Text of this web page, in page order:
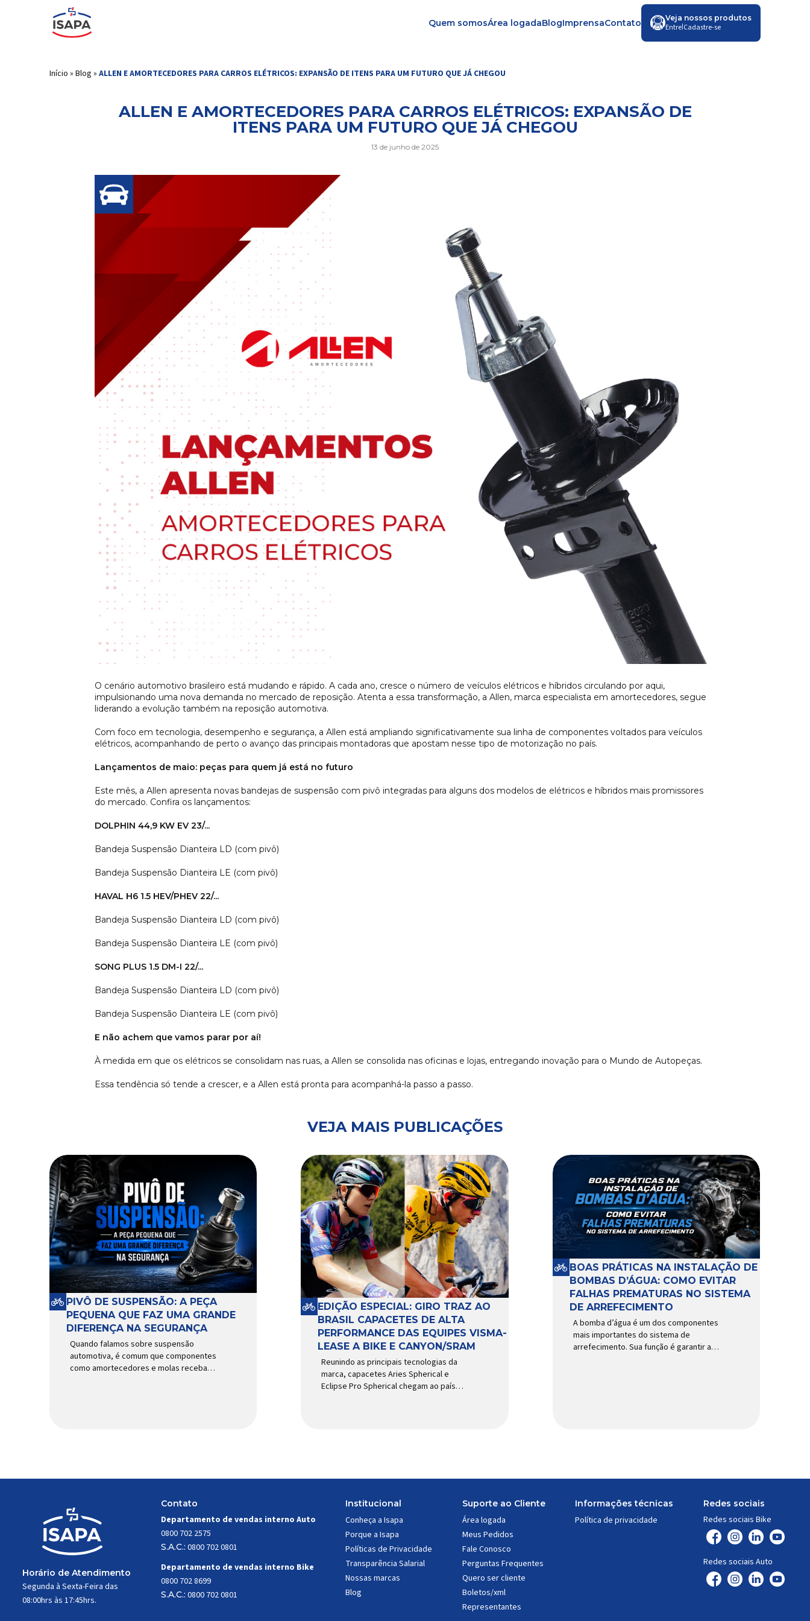
Quem somosÁrea logadaBlogImprensaContato Veja nossos produtos
Entre|Cadastre-se
Início » Blog » ALLEN E AMORTECEDORES PARA CARROS ELÉTRICOS: EXPANSÃO DE ITENS PARA UM FUTURO QUE JÁ CHEGOU
ALLEN E AMORTECEDORES PARA CARROS ELÉTRICOS: EXPANSÃO DE
ITENS PARA UM FUTURO QUE JÁ CHEGOU
13 de junho de 2025
O cenário automotivo brasileiro está mudando e rápido. A cada ano, cresce o número de veículos elétricos e híbridos circulando por aqui,
impulsionando uma nova demanda no mercado de reposição. Atenta a essa transformação, a Allen, marca especialista em amortecedores, segue
liderando a evolução também na reposição automotiva.
Com foco em tecnologia, desempenho e segurança, a Allen está ampliando significativamente sua linha de componentes voltados para veículos
elétricos, acompanhando de perto o avanço das principais montadoras que apostam nesse tipo de motorização no país.
Lançamentos de maio: peças para quem já está no futuro
Este mês, a Allen apresenta novas bandejas de suspensão com pivô integradas para alguns dos modelos de elétricos e híbridos mais promissores
do mercado. Confira os lançamentos:
DOLPHIN 44,9 KW EV 23/...
Bandeja Suspensão Dianteira LD (com pivô)
Bandeja Suspensão Dianteira LE (com pivô)
HAVAL H6 1.5 HEV/PHEV 22/...
Bandeja Suspensão Dianteira LD (com pivô)
Bandeja Suspensão Dianteira LE (com pivô)
SONG PLUS 1.5 DM-I 22/...
Bandeja Suspensão Dianteira LD (com pivô)
Bandeja Suspensão Dianteira LE (com pivô)
E não achem que vamos parar por aí!
À medida em que os elétricos se consolidam nas ruas, a Allen se consolida nas oficinas e lojas, entregando inovação para o Mundo de Autopeças.
Essa tendência só tende a crescer, e a Allen está pronta para acompanhá-la passo a passo.
VEJA MAIS PUBLICAÇÕES
PIVÔ DE SUSPENSÃO: A PEÇA
PEQUENA QUE FAZ UMA GRANDE
DIFERENÇA NA SEGURANÇA
Quando falamos sobre suspensão
automotiva, é comum que componentes
como amortecedores e molas recebam
EDIÇÃO ESPECIAL: GIRO TRAZ AO
BRASIL CAPACETES DE ALTA
PERFORMANCE DAS EQUIPES VISMA-
LEASE A BIKE E CANYON/SRAM
Reunindo as principais tecnologias da
marca, capacetes Aries Spherical e
Eclipse Pro Spherical chegam ao país
BOAS PRÁTICAS NA INSTALAÇÃO DE
BOMBAS D’ÁGUA: COMO EVITAR
FALHAS PREMATURAS NO SISTEMA
DE ARREFECIMENTO
A bomba d’água é um dos componentes
mais importantes do sistema de
arrefecimento. Sua função é garantir a
Horário de Atendimento
Segunda à Sexta-Feira das
08:00hrs às 17:45hrs.
Contato
Departamento de vendas interno Auto
0800 702 2575
S.A.C.: 0800 702 0801
Departamento de vendas interno Bike
0800 702 8699
S.A.C.: 0800 702 0801
Institucional
Conheça a Isapa
Porque a Isapa
Políticas de Privacidade
Transparência Salarial
Nossas marcas
Blog
Suporte ao Cliente
Área logada
Meus Pedidos
Fale Conosco
Perguntas Frequentes
Quero ser cliente
Boletos/xml
Representantes
Informações técnicas
Política de privacidade
Redes sociais
Redes sociais Bike
Redes sociais Auto